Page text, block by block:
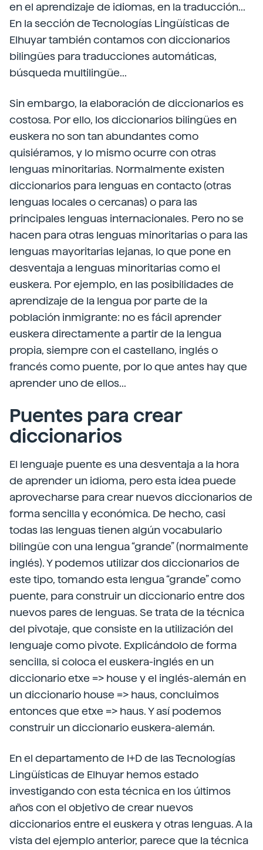
en el aprendizaje de idiomas, en la traducción...
En la sección de Tecnologías Lingüísticas de
Elhuyar también contamos con diccionarios
bilingües para traducciones automáticas,
búsqueda multilingüe...
Sin embargo, la elaboración de diccionarios es
costosa. Por ello, los diccionarios bilingües en
euskera no son tan abundantes como
quisiéramos, y lo mismo ocurre con otras
lenguas minoritarias. Normalmente existen
diccionarios para lenguas en contacto (otras
lenguas locales o cercanas) o para las
principales lenguas internacionales. Pero no se
hacen para otras lenguas minoritarias o para las
lenguas mayoritarias lejanas, lo que pone en
desventaja a lenguas minoritarias como el
euskera. Por ejemplo, en las posibilidades de
aprendizaje de la lengua por parte de la
población inmigrante: no es fácil aprender
euskera directamente a partir de la lengua
propia, siempre con el castellano, inglés o
francés como puente, por lo que antes hay que
aprender uno de ellos...
Puentes para crear
diccionarios
El lenguaje puente es una desventaja a la hora
de aprender un idioma, pero esta idea puede
aprovecharse para crear nuevos diccionarios de
forma sencilla y económica. De hecho, casi
todas las lenguas tienen algún vocabulario
bilingüe con una lengua “grande” (normalmente
inglés). Y podemos utilizar dos diccionarios de
este tipo, tomando esta lengua “grande” como
puente, para construir un diccionario entre dos
nuevos pares de lenguas. Se trata de la técnica
del pivotaje, que consiste en la utilización del
lenguaje como pivote. Explicándolo de forma
sencilla, si coloca el euskera-inglés en un
diccionario etxe => house y el inglés-alemán en
un diccionario house => haus, concluimos
entonces que etxe => haus. Y así podemos
construir un diccionario euskera-alemán.
En el departamento de I+D de las Tecnologías
Lingüísticas de Elhuyar hemos estado
investigando con esta técnica en los últimos
años con el objetivo de crear nuevos
diccionarios entre el euskera y otras lenguas. A la
vista del ejemplo anterior, parece que la técnica